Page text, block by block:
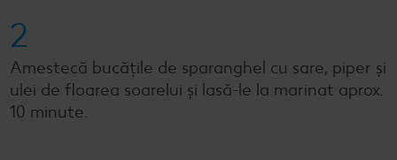
2
Amestecă bucățile de sparanghel cu sare, piper și
ulei de floarea soarelui și lasă-le la marinat aprox.
10 minute.